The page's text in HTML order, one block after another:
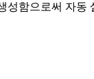
성함으로써 자동